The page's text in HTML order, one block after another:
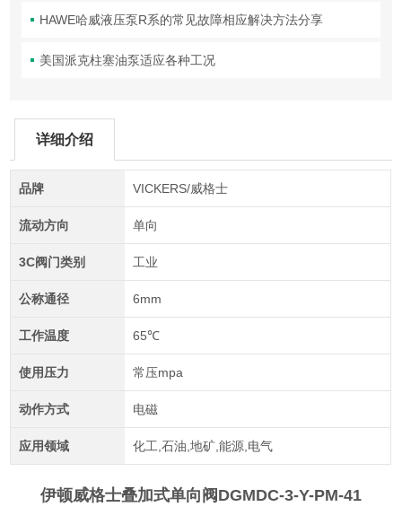
HAWE哈威液压泵R系的常见故障相应解决方法分享
美国派克柱塞油泵适应各种工况
详细介绍
品牌 VICKERS/威格士
流动方向 单向
3C阀门类别 工业
公称通径 6mm
工作温度 65℃
使用压力 常压mpa
动作方式 电磁
应用领域 化工,石油,地矿,能源,电气
伊顿威格士叠加式单向阀 DGMDC-3-Y-PM-41